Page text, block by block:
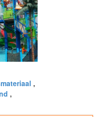
,
,